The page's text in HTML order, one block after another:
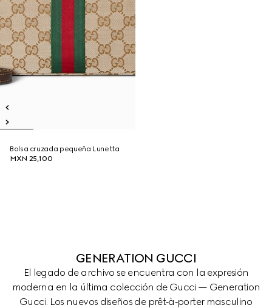
Bolsa cruzada pequeña Lunetta
MXN 25,100
GENERATION GUCCI
El legado de archivo se encuentra con la expresión
moderna en la última colección de Gucci — Generation
Gucci. Los nuevos diseños de prêt‑à‑porter masculino